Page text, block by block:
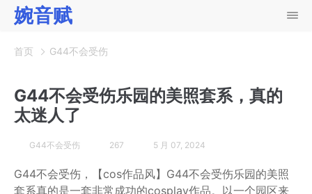
婉音赋
首页 G44不会受伤
G44不会受伤乐园的美照套系，真的
太迷人了
G44不会受伤 267 5 月 07, 2024
G44不会受伤，【cos作品风】G44不会受伤乐园的美照
套系真的是一套非常成功的cosplay作品。以一个园区来